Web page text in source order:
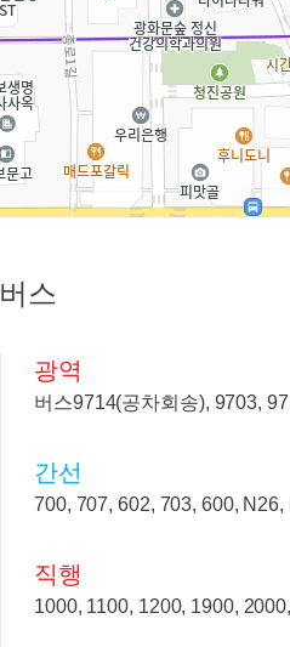
버스
광역
버스9714(공차회송), 9703,
간선
700, 707, 602, 703, 600,
직행
1000, 1100, 1200, 1900,